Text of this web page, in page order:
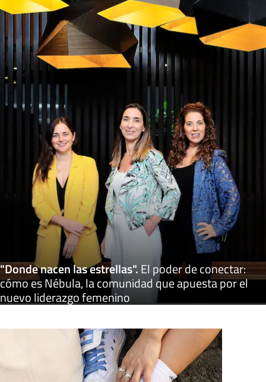
"Donde nacen las estrellas".El poder de conectar:
cómo es Nébula, la comunidad que apuesta por el
nuevo liderazgo femenino